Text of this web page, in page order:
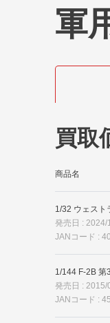
軍
買取
商品名
1/32 ウェスト
発売日 : 2024/
JANコード :
1/144 F-2B 第
発売日 : 2015/
JANコード :